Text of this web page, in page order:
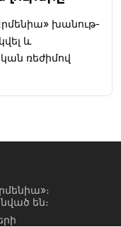
խանութ-
և
ռեժիմով
են։